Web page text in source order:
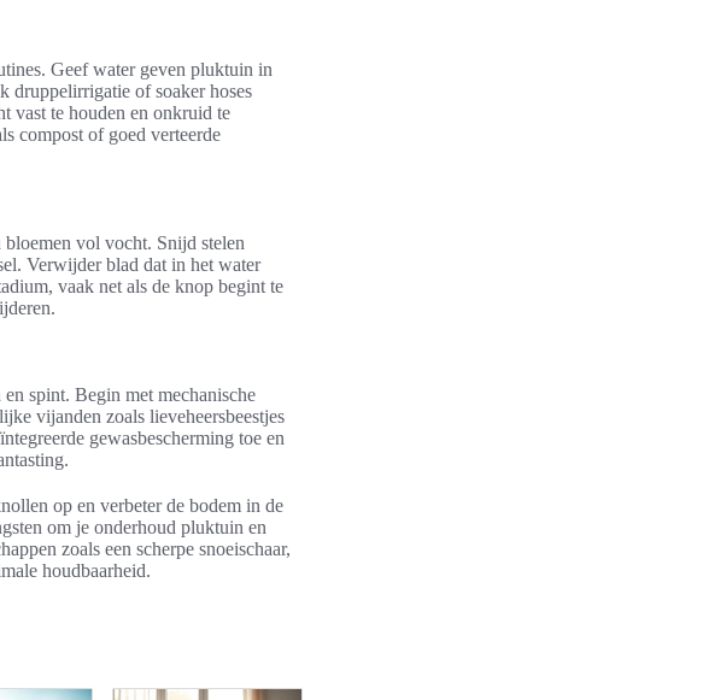
Geef water geven pluktuin in
druppelirrigatie of soaker hoses
vast te houden en onkruid te
compost of goed verteerde
vol vocht. Snijd stelen
Verwijder blad dat in het water
vaak net als de knop begint te
spint. Begin met mechanische
vijanden zoals lieveheersbeestjes
gewasbescherming toe en
op en verbeter de bodem in de
om je onderhoud pluktuin en
zoals een scherpe snoeischaar,
houdbaarheid.